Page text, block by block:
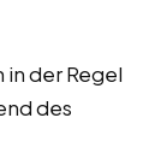
der Regel
des